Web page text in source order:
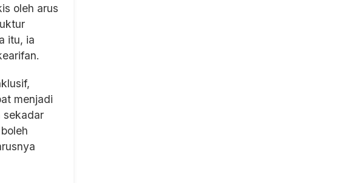
oleh arus
itu, ia
menjadi
sekadar